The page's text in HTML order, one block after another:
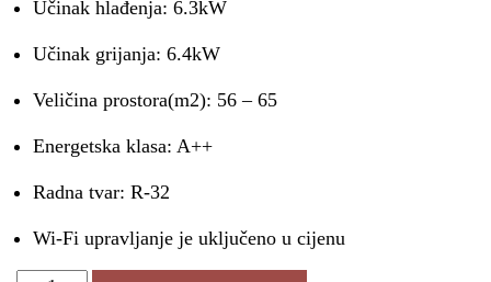
Učinak hlađenja: 6.3kW
Učinak grijanja: 6.4kW
Veličina prostora(m2): 56 – 65
Energetska klasa: A++
Radna tvar: R-32
Wi-Fi upravljanje je uključeno u cijenu